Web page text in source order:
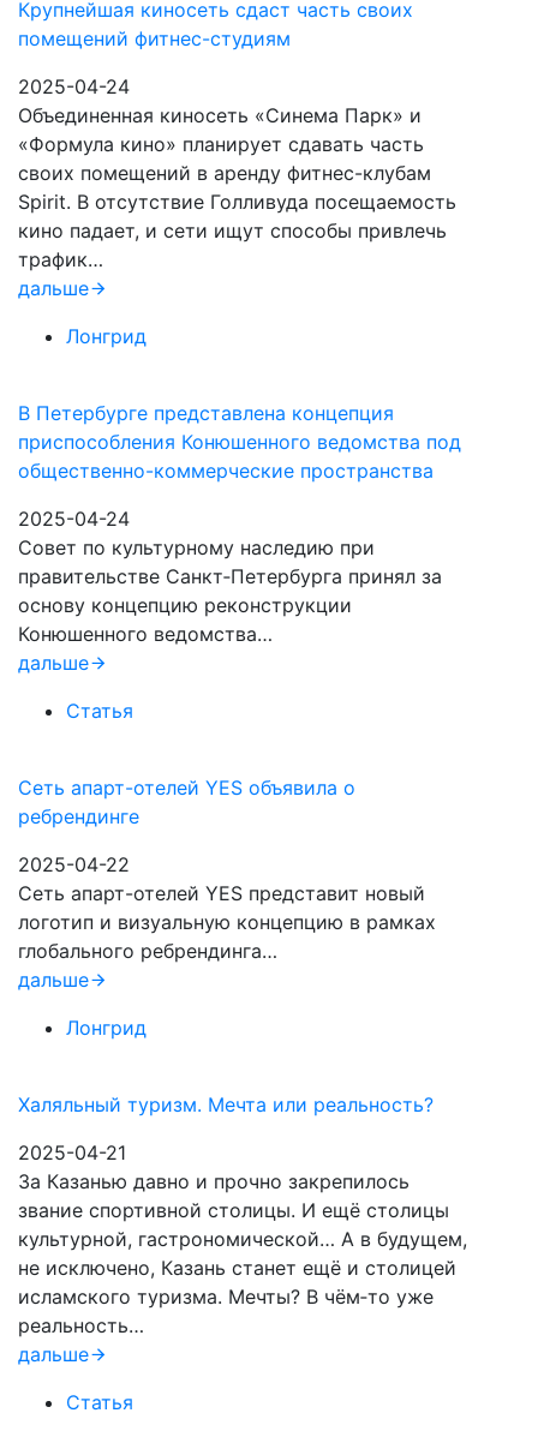
Крупнейшая киносеть сдаст часть своих
помещений фитнес-студиям
2025-04-24
Объединенная киносеть «Синема Парк» и
«Формула кино» планирует сдавать часть
своих помещений в аренду фитнес-клубам
Spirit. В отсутствие Голливуда посещаемость
кино падает, и сети ищут способы привлечь
трафик…
дальше
Лонгрид
В Петербурге представлена концепция
приспособления Конюшенного ведомства под
общественно-коммерческие пространства
2025-04-24
Совет по культурному наследию при
правительстве Санкт‑Петербурга принял за
основу концепцию реконструкции
Конюшенного ведомства…
дальше
Статья
Сеть апарт-отелей YES объявила о
ребрендинге
2025-04-22
Сеть апарт-отелей YES представит новый
логотип и визуальную концепцию в рамках
глобального ребрендинга…
дальше
Лонгрид
Халяльный туризм. Мечта или реальность?
2025-04-21
За Казанью давно и прочно закрепилось
звание спортивной столицы. И ещё столицы
культурной, гастрономической… А в будущем,
не исключено, Казань станет ещё и столицей
исламского туризма. Мечты? В чём‑то уже
реальность…
дальше
Статья